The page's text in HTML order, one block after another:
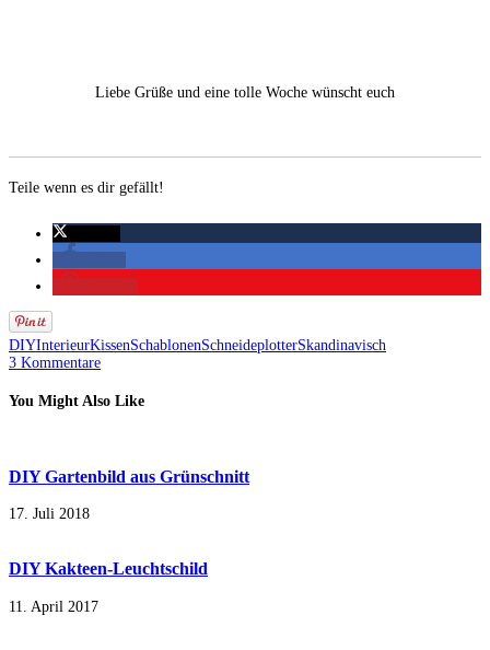
Liebe Grüße und eine tolle Woche wünscht euch
Teile wenn es dir gefällt!
DIYInterieurKissenSchablonenSchneideplotterSkandinavisch
3 Kommentare
You Might Also Like
DIY Gartenbild aus Grünschnitt
17. Juli 2018
DIY Kakteen-Leuchtschild
11. April 2017